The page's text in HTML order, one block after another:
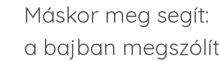
Máskor meg segít:
a bajban